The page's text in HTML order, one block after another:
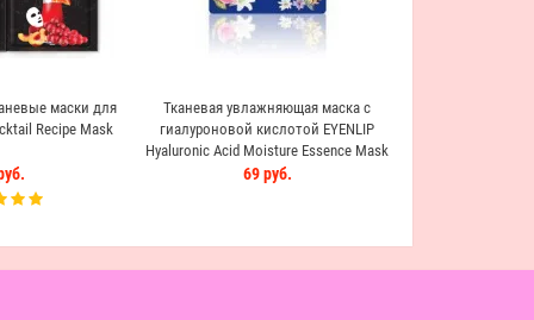
маски для
Recipe Mask
Тканевая увлажняющая маска с
гиалуроновой кислотой EYENLIP
Hyaluronic Acid Moisture Essence Mask
69 руб.